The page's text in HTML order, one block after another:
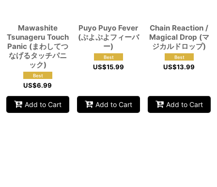
Mawashite
Tsunageru Touch
Panic (まわしてつ
なげるタッチパニ
ック)
US$6.99
Add to Cart
Puyo Puyo Fever
(ぷよぷよフィーバ
ー)
US$15.99
Add to Cart
Chain Reaction /
Magical Drop (マ
ジカルドロップ)
US$13.99
Add to Cart